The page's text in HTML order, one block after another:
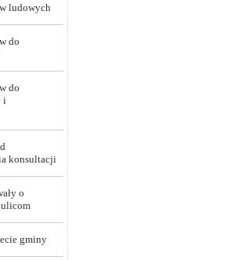
ludowych
do
do
i
konsultacji
o
gminy